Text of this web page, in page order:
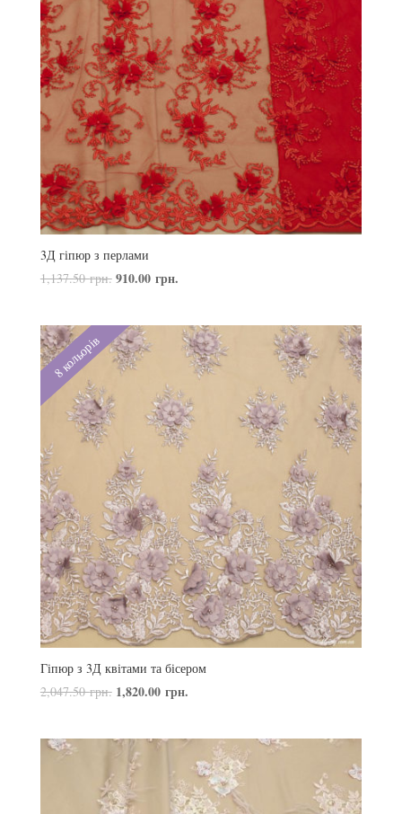
3Д гіпюр з перлами
1,137.50грн. 910.00 грн.
8 кольорів
Гіпюр з 3Д квітами та бісером
2,047.50грн. 1,820.00 грн.